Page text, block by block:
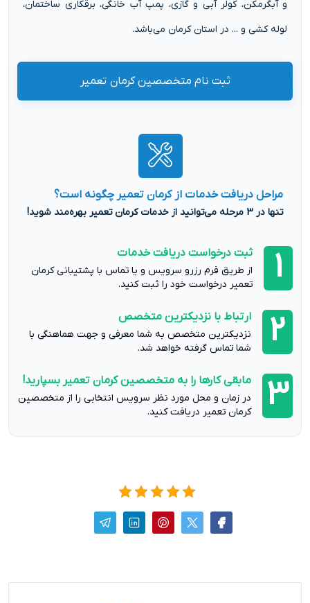
و آبگرمکن، کولر آبی و گازی، پمپ آب خانگی، برقکاری ساختمان،
لوله کشی و ... در استان کرمان می‌باشد.
ثبت نام متخصصین کرمان تعمیر
مراحل دریافت خدمات از کرمان تعمیر چگونه است؟
تنها در 3 مرحله می‌توانید از خدمات کرمان تعمیر بهره‌مند شوید!
1 ثبت درخواست دریافت خدمات
از طریق فرم رزرو سرویس و یا تماس با پشتیبانی کرمان
تعمیر درخواست خود را ثبت کنید.
2 ارتباط با نزدیکترین متخصص
نزدیکترین متخصص به شما معرفی و جهت هماهنگی با
شما تماس گرفته خواهد شد.
3 مابقی کارها را به متخصصین کرمان تعمیر بسپارید!
در زمان و محل مورد نظر سرویس انتخابی را از متخصصین
کرمان تعمیر دریافت کنید.